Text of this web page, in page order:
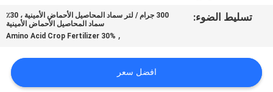
اطلب
اقتباس
تسليط الضوء:
300 جرام / لتر سماد المحاصيل الأحماض الأمينية ، 30٪
سماد المحاصيل الأحماض الأمينية
,
30% Amino Acid Crop Fertilizer
افضل سعر